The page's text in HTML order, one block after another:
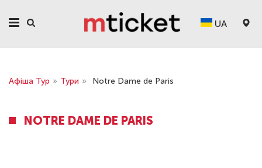
UA
Афіша Тур » Тури » Notre Dame de Paris
NOTRE DAME DE PARIS